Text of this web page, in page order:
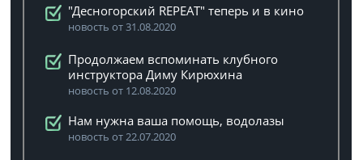
"Десногорский REPEAT" теперь и в кино
новость от 31.08.2020
Продолжаем вспоминать клубного
инструктора Диму Кирюхина
новость от 12.08.2020
Нам нужна ваша помощь, водолазы
новость от 22.07.2020